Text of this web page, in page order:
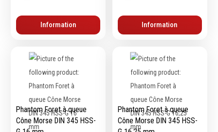
haute température
Marquage & Signalisation
Travail du tube
Tuyauterie et hydraulique
Equipement
Information Information
Phantom Foret à queue
Cône Morse DIN 345 HSS-
Phantom Foret à queue
Cône Morse DIN 345 HSS-